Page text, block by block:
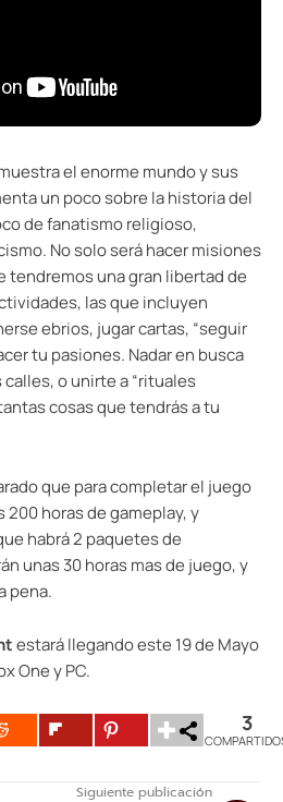
el enorme mundo y sus
un poco sobre la historia del
de fanatismo religioso,
No solo será hacer misiones
tendremos una gran libertad de
las que incluyen
ebrios, jugar cartas, “seguir
tu pasiones. Nadar en busca
o unirte a “rituales
cosas que tendrás a tu
que para completar el juego
200 horas de gameplay, y
habrá 2 paquetes de
unas 30 horas mas de juego, y
pena.
estará llegando este 19 de Mayo
One y PC.
3
Siguiente publicación